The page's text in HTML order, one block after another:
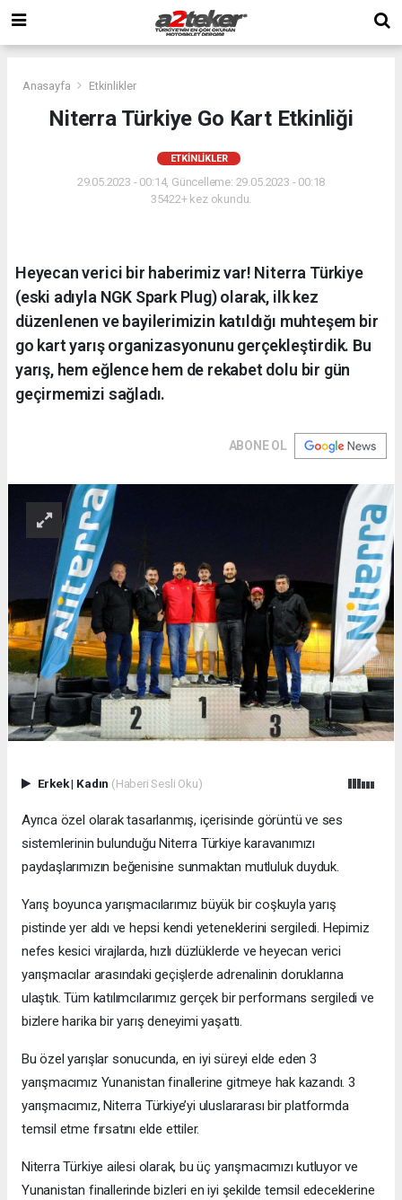
Anasayfa Etkinlikler
Niterra Türkiye Go Kart Etkinliği
ETKINLIKLER
29.05.2023 - 00:14, Güncelleme: 29.05.2023 - 00:18
35422+ kez okundu.
Heyecan verici bir haberimiz var! Niterra Türkiye
(eski adıyla NGK Spark Plug) olarak, ilk kez
düzenlenen ve bayilerimizin katıldığı muhteşem bir
go kart yarış organizasyonunu gerçekleştirdik. Bu
yarış, hem eğlence hem de rekabet dolu bir gün
geçirmemizi sağladı.
ABONE OL
Erkek| Kadın (Haberi Sesli Oku)
Ayrıca özel olarak tasarlanmış, içerisinde görüntü ve ses
sistemlerinin bulunduğu Niterra Türkiye karavanımızı
paydaşlarımızın beğenisine sunmaktan mutluluk duyduk.
Yarış boyunca yarışmacılarımız büyük bir coşkuyla yarış
pistinde yer aldı ve hepsi kendi yeteneklerini sergiledi. Hepimiz
nefes kesici virajlarda, hızlı düzlüklerde ve heyecan verici
yarışmacılar arasındaki geçişlerde adrenalinin doruklarına
ulaştık. Tüm katılımcılarımız gerçek bir performans sergiledi ve
bizlere harika bir yarış deneyimi yaşattı.
Bu özel yarışlar sonucunda, en iyi süreyi elde eden 3
yarışmacımız Yunanistan finallerine gitmeye hak kazandı. 3
yarışmacımız, Niterra Türkiye’yi uluslararası bir platformda
temsil etme fırsatını elde ettiler.
Niterra Türkiye ailesi olarak, bu üç yarışmacımızı kutluyor ve
Yunanistan finallerinde bizleri en iyi şekilde temsil edeceklerine